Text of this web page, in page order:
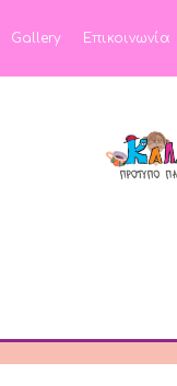
Gallery Επικοινωνία